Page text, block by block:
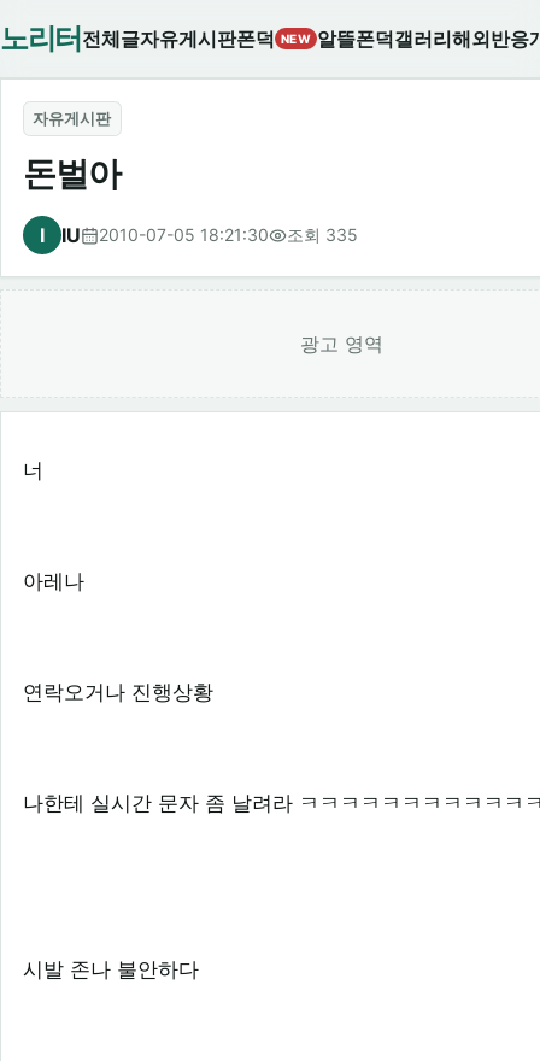
노리터 전체글자유게시판폰덕 NEW 알뜰폰덕갤러리해외반응
자유게시판
돈벌아
I IU 2010-07-05 18:21:30 조회 335
광고 영역
너
아레나
연락오거나 진행상황
나한테 실시간 문자 좀 날려라 ㅋㅋㅋㅋㅋㅋㅋㅋㅋㅋㅋ
시발 존나 불안하다